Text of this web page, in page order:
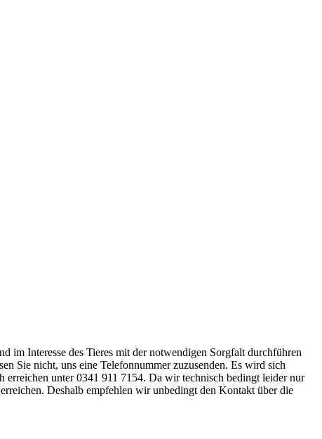
im Interesse des Tieres mit der notwendigen Sorgfalt durchführen
Sie nicht, uns eine Telefonnummer zuzusenden. Es wird sich
unter 0341 911 7154. Da wir technisch bedingt leider nur
Deshalb empfehlen wir unbedingt den Kontakt über die